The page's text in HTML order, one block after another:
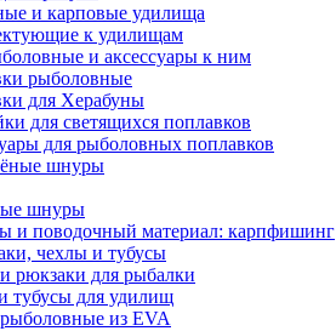
и карповые удилища
к удилищам
и аксессуары к ним
рыболовные
для Херабуны
для светящихся поплавков
для рыболовных поплавков
шнуры
шнуры
и поводочный материал: карпфишинг
чехлы и тубусы
рюкзаки для рыбалки
тубусы для удилищ
из EVA